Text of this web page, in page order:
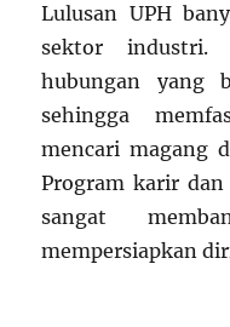
Lulusan UPH
sektor industri.
hubungan yang
sehingga
mencari magang
Program karir
sangat
mempersiapkan